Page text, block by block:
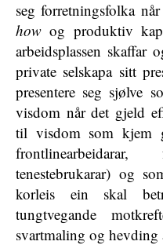
seg forretningsfolka
how og produktiv
arbeidsplassen
private selskapa sitt
presentere seg sjølve
visdom når det gjeld
til visdom som kjem
tenestebrukarar) og
korleis ein skal
tungtvegande
svartmaling og hevding